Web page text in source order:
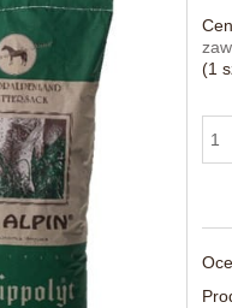
(1